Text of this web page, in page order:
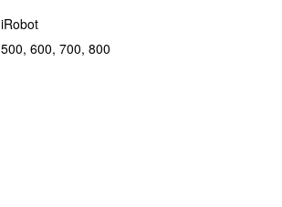
iRobot
500, 600, 700, 800